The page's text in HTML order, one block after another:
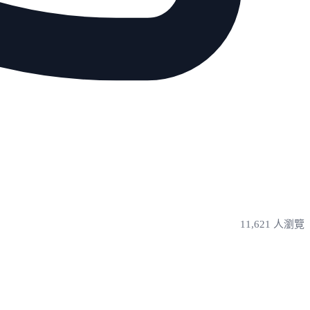
11,621 人瀏覽